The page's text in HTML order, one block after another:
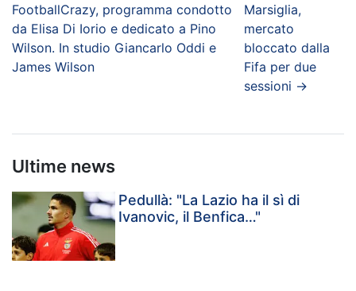
FootballCrazy, programma condotto
da Elisa Di Iorio e dedicato a Pino
Wilson. In studio Giancarlo Oddi e
James Wilson
Marsiglia,
mercato
bloccato dalla
Fifa per due
sessioni →
Ultime news
Pedullà: "La Lazio ha il sì di
Ivanovic, il Benfica…"